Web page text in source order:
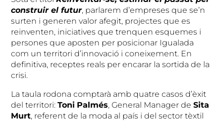
construir el futur, parlarem d’empreses que se’n
surten i generen valor afegit, projectes que es
reinventen, iniciatives que trenquen esquemes i
persones que aposten per posicionar Igualada
com un territori d’innovació i coneixement. En
definitiva, receptes reals per encarar la sortida de la
crisi.
La taula rodona comptarà amb quatre casos d’èxit
del territori:Toni Palmés, General Manager deSita
Murt, referent de la moda al país i del sector tèxtil